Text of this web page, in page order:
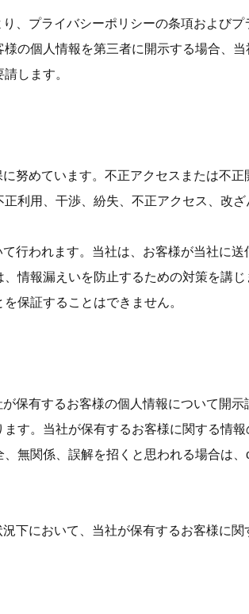
、プライバシーポリシーの条項および
の個人情報を第三者に開示する場合、
します。
努めています。不正アクセスまたは不
利用、干渉、紛失、不正アクセス、改ざ
行われます。当社は、お客様が当社に
情報漏えいを防止するための対策を講
保証することはできません。
保有するお客様の個人情報について開
す。当社が保有するお客様に関する情
無関係、誤解を招くと思われる場合は、
下において、当社が保有するお客様に